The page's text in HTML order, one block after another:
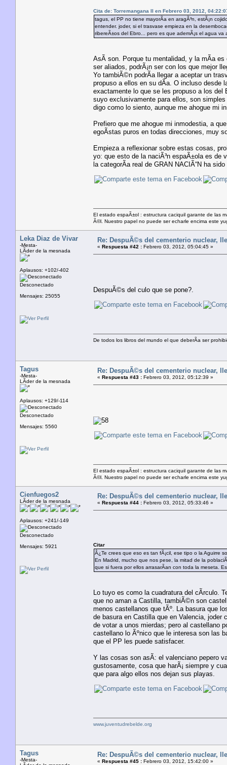
Cita de: Torremangana II en Febrero 03, 2012,
tagus, el PP no tiene mayorÃ­a en aragÃ³n, estÃ¡n
entender. joder, si el trasvase empieza en la
ribereÃ±os del Ebro... pero es que ademÃ¡s el agua
AsÃ­ son. Porque tu mentalidad, y la mÃ­a
ser aliados, podrÃ¡n ser con los que mejor
Yo tambiÃ©n podrÃ­a llegar a aceptar un
propuso a ellos en su dÃ­a. O incluso desde
exactamente lo que se les propuso a los del
suyo exclusivamente para ellos, son
digo como lo siento, aunque me ahogue mi
Prefiero que me ahogue mi inmodestia, a
egoÃ­stas puros en todas direcciones, muy
Empieza a reflexionar sobre estas cosas,
yo: que esto de la naciÃ³n espaÃ±ola es de
la categorÃ­a real de GRAN NACIÃ“N ha
El estado espaÃ±ol : estructura caciquil garante de las
Ã©l. Nuestro papel no puede ser echarle encima este
Leka Diaz de Vivar
-Mesta-
LÃ­der de la mesnada
Aplausos: +102/-402
Desconectado
Mensajes: 25055
Re: DespuÃ©s del cementerio nuclear,
« Respuesta #42 : Febrero 03, 2012, 05:04:45 »
DespuÃ©s del culo que se pone?.
De todos los libros del mundo el que deberÃ­a ser
Tagus
-Mesta-
LÃ­der de la mesnada
Aplausos: +129/-114
Desconectado
Mensajes: 5560
Re: DespuÃ©s del cementerio nuclear,
« Respuesta #43 : Febrero 03, 2012, 05:12:39 »
El estado espaÃ±ol : estructura caciquil garante de las
Ã©l. Nuestro papel no puede ser echarle encima este
Cienfuegos2
LÃ­der de la mesnada
Aplausos: +241/-149
Desconectado
Mensajes: 5921
Re: DespuÃ©s del cementerio nuclear,
« Respuesta #44 : Febrero 03, 2012, 05:33:46 »
Citar
Â¿Te crees que eso es tan fÃ¡cil, ese tipo o la Aguirre
En Madrid, mucho que nos pese, la mitad de la
que si fuera por ellos arrasarÃ­an con toda la meseta.
Lo tuyo es como la cuadratura del cÃ­rculo.
que no aman a Castilla, tambiÃ©n son
menos castellanos que tÃº. La basura que
de basura en Castilla que en Valencia,
de votar a unos mierdas; pero al castellano
castellano lo Ãºnico que le interesa son las
que el PP les puede satisfacer.
Y las cosas son asÃ­: el valenciano pepero
gustosamente, cosa que harÃ¡ siempre y
que para algo ellos nos dejan sus playas.
www.juventudrebelde.org
Tagus
-Mesta-
Re: DespuÃ©s del cementerio nuclear,
« Respuesta #45 : Febrero 03, 2012, 15:42:00 »